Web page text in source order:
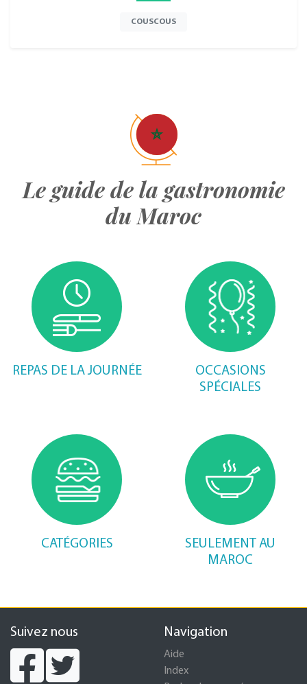
COUSCOUS
Le guide de la gastronomie
du Maroc
REPAS DE LA JOURNÉE
OCCASIONS
SPÉCIALES
CATÉGORIES
SEULEMENT AU
MAROC
Suivez nous Navigation
Aide
Index